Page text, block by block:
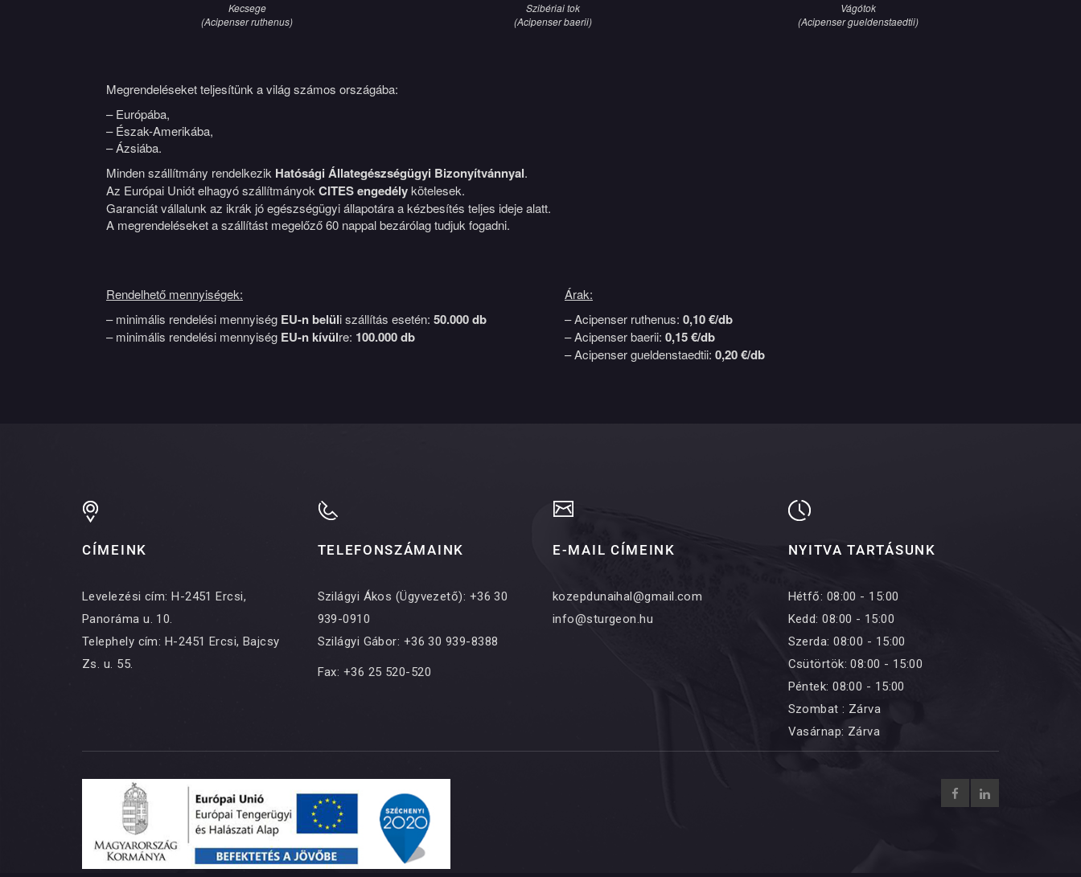
Kecsege
(Acipenser ruthenus)
Szibériai tok
(Acipenser baerii)
Vágótok
(Acipenser gueldenstaedtii)
Megrendeléseket teljesítünk a világ számos országába:
– Európába,
– Észak-Amerikába,
– Ázsiába.
Minden szállítmány rendelkezik Hatósági Állategészségügyi Bizonyítvánnyal.
Az Európai Uniót elhagyó szállítmányokCITES engedélykötelesek.
Garanciát vállalunk az ikrák jó egészségügyi állapotára a kézbesítés teljes ideje alatt.
A megrendeléseket a szállítást megelőző 60 nappal bezárólag tudjuk fogadni.
Rendelhető mennyiségek:
– minimális rendelési mennyiség EU-n belüli szállítás esetén: 50.000 db
– minimális rendelési mennyiség EU-n kívülre: 100.000 db
Árak:
– Acipenser ruthenus: 0,10 €/db
– Acipenser baerii: 0,15 €/db
– Acipenser gueldenstaedtii: 0,20 €/db
CÍMEINK
Levelezési cím: H-2451 Ercsi,
Panoráma u. 10.
Telephely cím: H-2451 Ercsi, Bajcsy
Zs. u. 55.
TELEFONSZÁMAINK
Szilágyi Ákos (Ügyvezető): +36 30
939-0910
Szilágyi Gábor: +36 30 939-8388
Fax: +36 25 520-520
E-MAIL CÍMEINK
kozepdunaihal@gmail.com
info@sturgeon.hu
NYITVA TARTÁSUNK
Hétfő: 08:00 - 15:00
Kedd: 08:00 - 15:00
Szerda: 08:00 - 15:00
Csütörtök: 08:00 - 15:00
Péntek: 08:00 - 15:00
Szombat : Zárva
Vasárnap: Zárva